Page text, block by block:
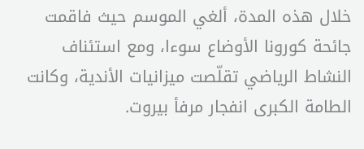
خلال هذه المدة، ألغي الموسم حيث فاقمت
جائحة كورونا الأوضاع سوءا، ومع استئناف
النشاط الرياضي تقلّصت ميزانيات الأندية، وكانت
الطامة الكبرى انفجار مرفأ بيروت.